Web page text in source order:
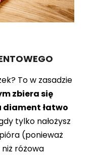
To w zasadzie
zbiera się
diament łatwo
tylko nałożysz
(ponieważ
niż różowa